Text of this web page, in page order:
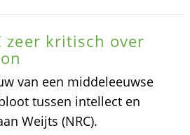
zeer kritisch over
van een middeleeuwse
tussen intellect en
Weijts (NRC).